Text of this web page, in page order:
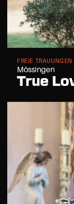
FREIE TRAUUNGEN
Mössingen
True